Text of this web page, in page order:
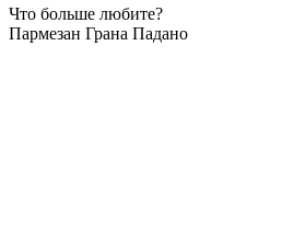
Что больше любите?
Пармезан Грана Падано